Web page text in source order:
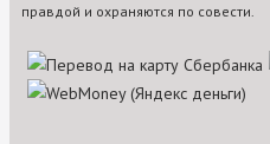
правдой и охраняются по совести.